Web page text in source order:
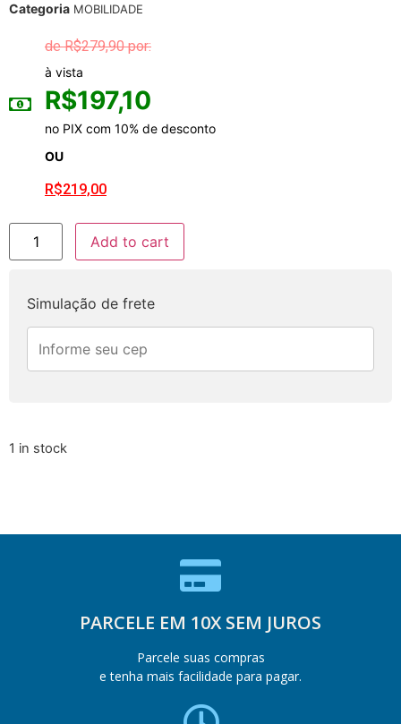
Categoria MOBILIDADE
R$279,90
R$219,00
à vista
R$197,10
no PIX com 10% de desconto
OU
Add to cart
Simulação de frete
1 in stock
PARCELE EM 10X SEM JUROS
Parcele suas compras
e tenha mais facilidade para pagar.